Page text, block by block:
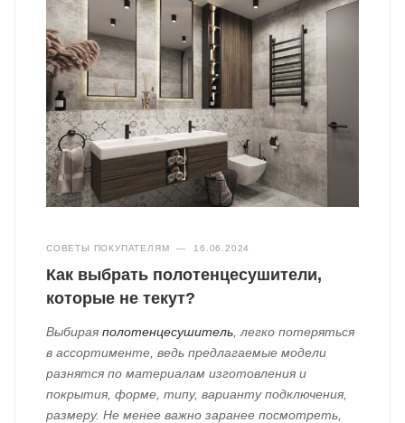
СОВЕТЫ ПОКУПАТЕЛЯМ — 16.06.2024
Как выбрать полотенцесушители,
которые не текут?
Выбираяполотенцесушитель , легко потеряться
в ассортименте, ведь предлагаемые модели
разнятся по материалам изготовления и
покрытия, форме, типу, варианту подключения,
размеру. Не менее важно заранее посмотреть,